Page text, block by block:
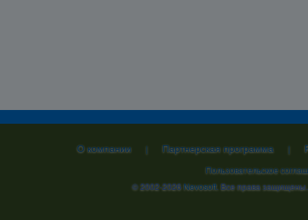
О компании | Партнерская программа |
Пользовательское
© 2002-2026Nevosoft. Все права защищены